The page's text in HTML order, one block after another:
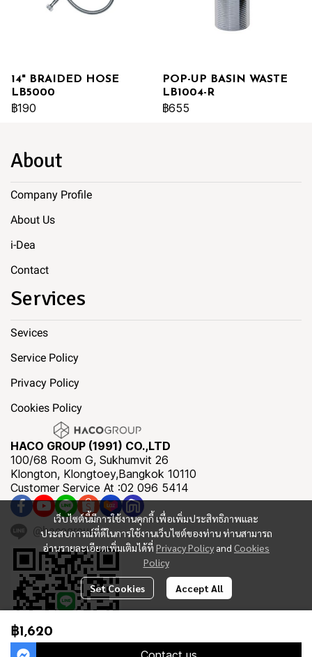
14" BRAIDED HOSE
LB5000
฿190
POP-UP BASIN WASTE
LB1004-R
฿655
฿1,620
เว็บไซต์นี้มีการใช้งานคุกกี้ เพื่อเพิ่มประสิทธิภาพและ
ประสบการณ์ที่ดีในการใช้งานเว็บไซต์ของท่าน ท่านสามารถ
อ่านรายละเอียดเพิ่มเติมได้ที่ Privacy Policy and Cookies
Policy
Set Cookies Accept All
About
Company Profile
About Us
i-Dea
Contact
Services
Sevices
Service Policy
Privacy Policy
Cookies Policy
HACO GROUP (1991) CO.,LTD
100/68 Room G, Sukhumvit 26
Klongton, Klongtoey,Bangkok 10110
Customer Service At :02 096 5414
@hacogroup